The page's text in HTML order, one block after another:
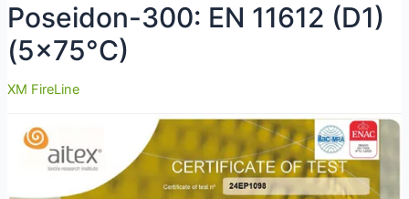
Poseidon-300: EN 11612 (D1)
(5×75°C)
XM FireLine